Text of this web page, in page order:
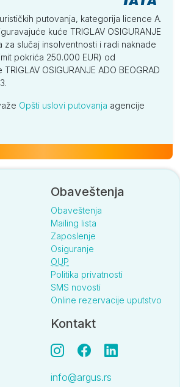
putovanja, kategorija licence A.
kuće TRIGLAV OSIGURANJE
za slučaj insolventnosti i radi naknade
pokrića 250.000 EUR) od
OSIGURANJE ADO BEOGRAD
Opšti uslovi putovanja agencije
Obaveštenja
Obaveštenja
Mailing lista
Zaposlenje
Osiguranje
OUP
Politika privatnosti
SMS novosti
Online rezervacije uputstvo
Kontakt
info@argus.rs